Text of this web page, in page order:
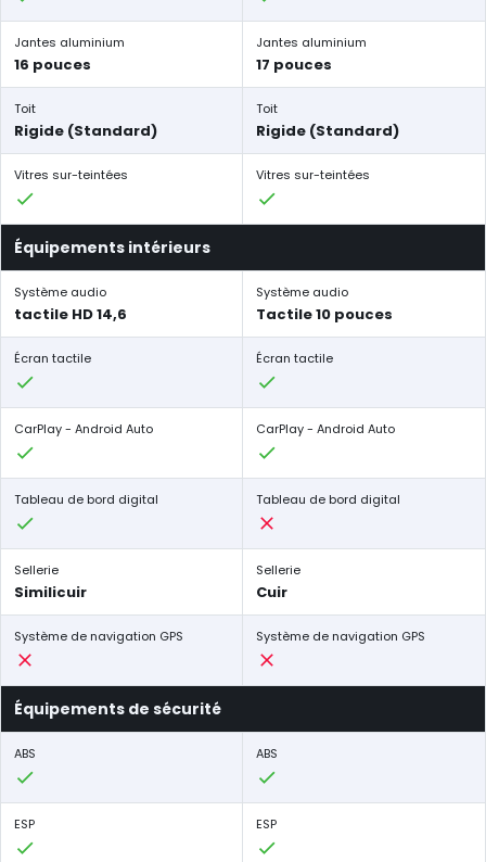
Jantes aluminium
16 pouces
Jantes aluminium
17 pouces
Toit
Rigide (Standard)
Toit
Rigide (Standard)
Vitres sur-teintées Vitres sur-teintées
Équipements intérieurs
Système audio
tactile HD 14,6
Système audio
Tactile 10 pouces
Écran tactile Écran tactile
CarPlay - Android Auto CarPlay - Android Auto
Tableau de bord digital Tableau de bord digital
Sellerie
Similicuir
Sellerie
Cuir
Système de navigation GPS Système de navigation GPS
Équipements de sécurité
ABS ABS
ESP ESP